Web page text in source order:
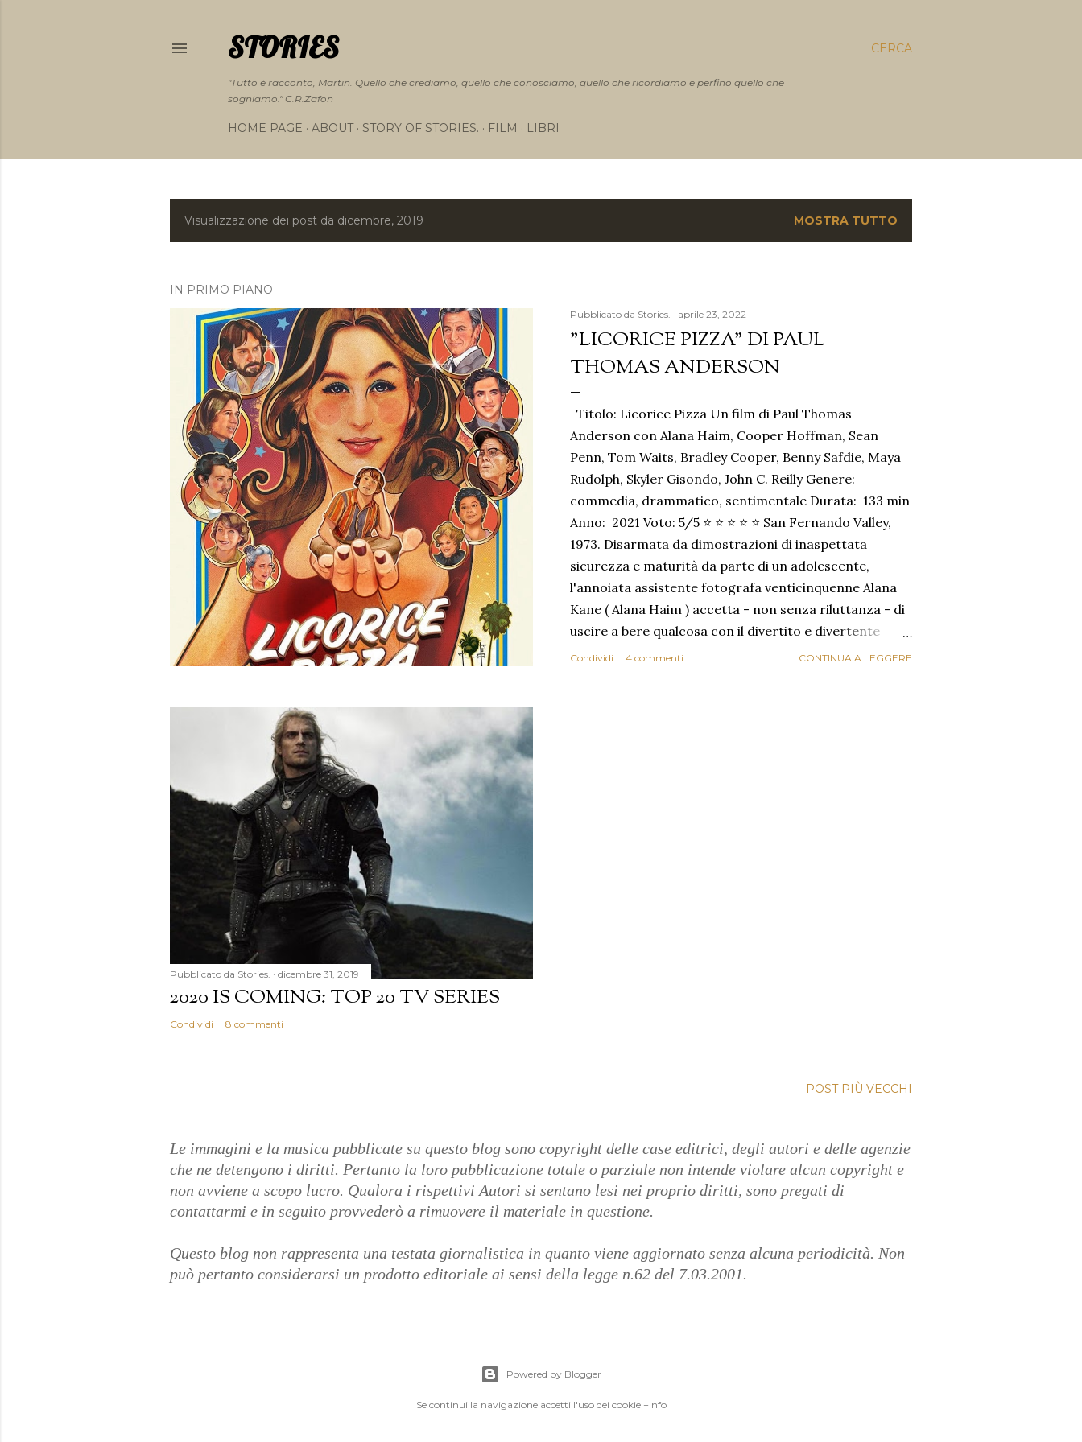
CERCA
STORIES
"Tutto è racconto, Martin. Quello che crediamo, quello che conosciamo, quello che ricordiamo e perfino quello che
sogniamo." C.R.Zafon
HOME PAGE ABOUT STORY OF STORIES. FILM LIBRI
P
s
Visualizzazione dei post da dicembre, 2019 MOSTRA TUTTO
IN PRIMO PIANO
Pubblicato da Stories. aprile 23, 2022
"LICORICE PIZZA" DI PAUL
THOMAS ANDERSON
Titolo: Licorice Pizza Un film di Paul Thomas
Anderson con Alana Haim, Cooper Hoffman, Sean
Penn, Tom Waits, Bradley Cooper, Benny Safdie, Maya
Rudolph, Skyler Gisondo, John C. Reilly Genere:
commedia, drammatico, sentimentale Durata: 133 min
Anno: 2021 Voto: 5/5 ⭐ ⭐ ⭐ ⭐ ⭐ San Fernando Valley,
1973. Disarmata da dimostrazioni di inaspettata
sicurezza e maturità da parte di un adolescente,
l'annoiata assistente fotografa venticinquenne Alana
Kane ( Alana Haim ) accetta - non senza riluttanza - di
uscire a bere qualcosa con il divertito e divertente
attore quindicenne Gary Valentine ( Cooper Hoffman ),
Condividi 4 commenti CONTINUA A LEGGERE
Pubblicato da Stories. dicembre 31, 2019
2020 IS COMING: TOP 20 TV SERIES
Condividi 8 commenti
POST PIÙ VECCHI
Le immagini e la musica pubblicate su questo blog sono copyright delle case editrici, degli autori e delle agenzie
che ne detengono i diritti. Pertanto la loro pubblicazione totale o parziale non intende violare alcun copyright e
non avviene a scopo lucro. Qualora i rispettivi Autori si sentano lesi nei proprio diritti, sono pregati di
contattarmi e in seguito provvederò a rimuovere il materiale in questione.
Questo blog non rappresenta una testata giornalistica in quanto viene aggiornato senza alcuna periodicità. Non
può pertanto considerarsi un prodotto editoriale ai sensi della legge n.62 del 7.03.2001.
Powered by Blogger
Se continui la navigazione accetti l'uso dei cookie +Info